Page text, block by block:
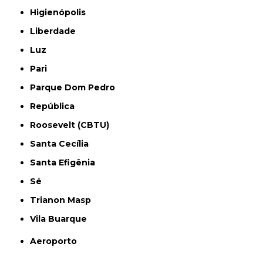
Higienópolis
Liberdade
Luz
Pari
Parque Dom Pedro
República
Roosevelt (CBTU)
Santa Cecília
Santa Efigênia
Sé
Trianon Masp
Vila Buarque
Aeroporto